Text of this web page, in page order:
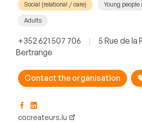
Social (relational / care) Young people
Adults
+352 621 507 706 |
5 Rue de la
Bertrange
Contact the organisation
cocreateurs.lu